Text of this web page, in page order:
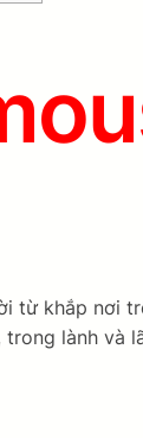
khắp nơi
lành